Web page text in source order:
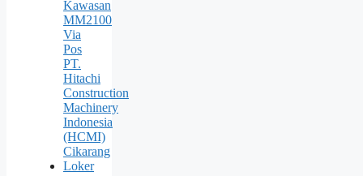
Kawasan
MM2100
Via
Pos
PT.
Hitachi
Construction
Machinery
Indonesia
(HCMI)
Cikarang
Loker